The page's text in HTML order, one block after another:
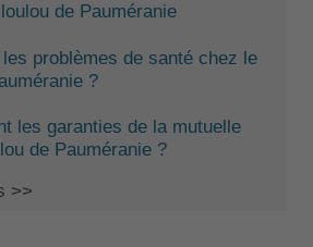
de Pauméranie
problèmes de santé chez le
?
les garanties de la mutuelle
de Pauméranie ?
>>